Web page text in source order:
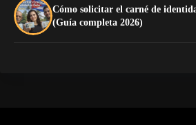
Cómo solicitar el carné de
(Guía completa 2026)